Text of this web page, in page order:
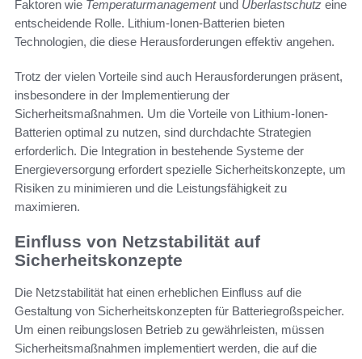
Faktoren wie Temperaturmanagementund Überlastschutz eine
entscheidende Rolle. Lithium-Ionen-Batterien bieten
Technologien, die diese Herausforderungen effektiv angehen.
Trotz der vielen Vorteile sind auch Herausforderungen präsent,
insbesondere in der Implementierung der
Sicherheitsmaßnahmen. Um die Vorteile von Lithium-Ionen-
Batterien optimal zu nutzen, sind durchdachte Strategien
erforderlich. Die Integration in bestehende Systeme der
Energieversorgung erfordert spezielle Sicherheitskonzepte, um
Risiken zu minimieren und die Leistungsfähigkeit zu
maximieren.
Einfluss von Netzstabilität auf
Sicherheitskonzepte
Die Netzstabilität hat einen erheblichen Einfluss auf die
Gestaltung von Sicherheitskonzepten für Batteriegroßspeicher.
Um einen reibungslosen Betrieb zu gewährleisten, müssen
Sicherheitsmaßnahmen implementiert werden, die auf die